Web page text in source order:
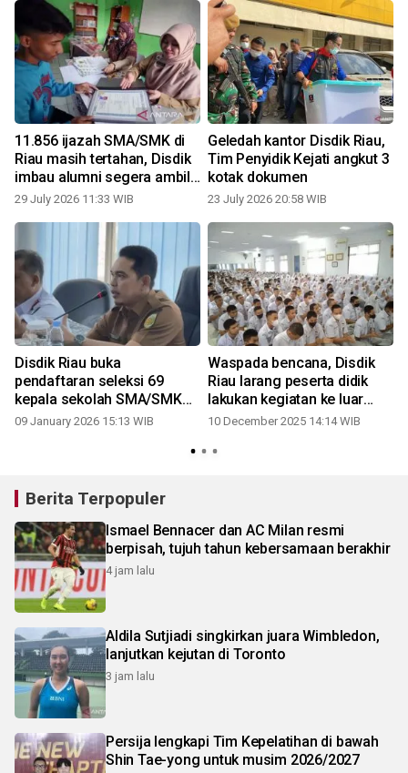
11.856 ijazah SMA/SMK di
Riau masih tertahan, Disdik
imbau alumni segera ambil,
gratis!
29 July 2026 11:33 WIB
Geledah kantor Disdik Riau,
Tim Penyidik Kejati angkut 3
kotak dokumen
23 July 2026 20:58 WIB
Disdik Riau buka
pendaftaran seleksi 69
kepala sekolah SMA/SMK
negeri
09 January 2026 15:13 WIB
Waspada bencana, Disdik
Riau larang peserta didik
lakukan kegiatan ke luar
kota
10 December 2025 14:14 WIB
Berita Terpopuler
Ismael Bennacer dan AC Milan resmi
berpisah, tujuh tahun kebersamaan berakhir
4 jam lalu
Aldila Sutjiadi singkirkan juara Wimbledon,
lanjutkan kejutan di Toronto
3 jam lalu
Persija lengkapi Tim Kepelatihan di bawah
Shin Tae-yong untuk musim 2026/2027